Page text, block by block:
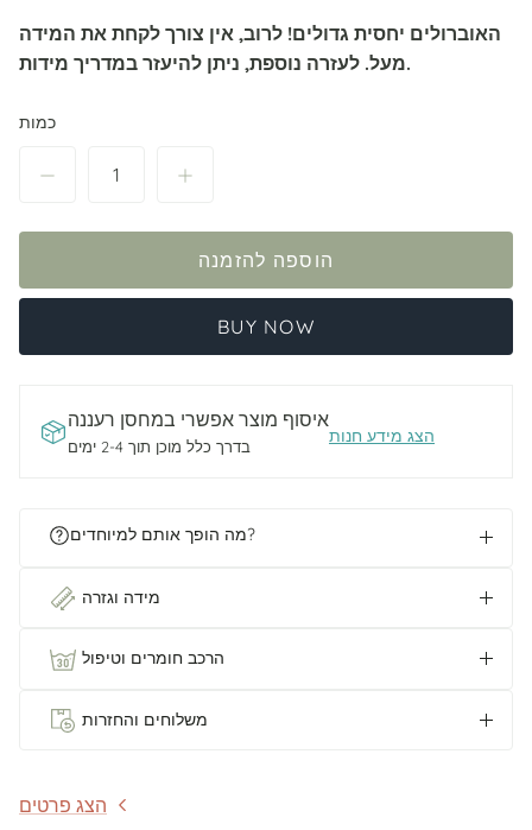
האוברולים יחסית גדולים! לרוב, אין צורך לקחת את המידה
מעל. לעזרה נוספת, ניתן להיעזר במדריך מידות.
כמות
הוספה להזמנה
BUY NOW
איסוף מוצר אפשרי במחסן רעננה
בדרך כלל מוכן תוך 2-4 ימים הצג מידע חנות
מה הופך אותם למיוחדים?
מידה וגזרה
הרכב חומרים וטיפול
משלוחים והחזרות
הצג פרטים